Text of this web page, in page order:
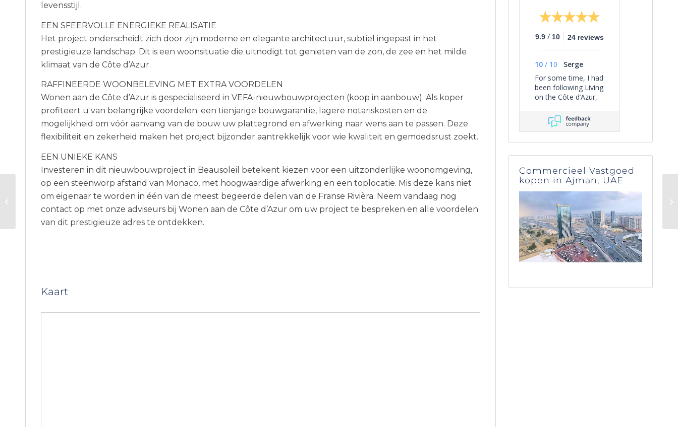
levensstijl.
EEN SFEERVOLLE ENERGIEKE REALISATIE
Het project onderscheidt zich door zijn moderne en elegante architectuur, subtiel ingepast in het
prestigieuze landschap. Dit is een woonsituatie die uitnodigt tot genieten van de zon, de zee en het milde
klimaat van de Côte d’Azur.
RAFFINEERDE WOONBELEVING MET EXTRA VOORDELEN
Wonen aan de Côte d’Azur is gespecialiseerd in VEFA-nieuwbouwprojecten (koop in aanbouw). Als koper
profiteert u van belangrijke voordelen: een tienjarige bouwgarantie, lagere notariskosten en de
mogelijkheid om vóór aanvang van de bouw uw plattegrond en afwerking naar wens aan te passen. Deze
flexibiliteit en zekerheid maken het project bijzonder aantrekkelijk voor wie kwaliteit en gemoedsrust zoekt.
EEN UNIEKE KANS
Investeren in dit nieuwbouwproject in Beausoleil betekent kiezen voor een uitzonderlijke woonomgeving,
op een steenworp afstand van Monaco, met hoogwaardige afwerking en een toplocatie. Mis deze kans niet
om eigenaar te worden in één van de meest begeerde delen van de Franse Rivièra. Neem vandaag nog
contact op met onze adviseurs bij Wonen aan de Côte d’Azur om uw project te bespreken en alle voordelen
van dit prestigieuze adres te ontdekken.
Kaart
9.9 / 10 24 reviews
10 / 10
Serge
For some time, I had
been following Living
on the Côte d’Azur,
personal interest—
because it gives a
clear overview of the
current selection of
villas in the South of
they send out nice
periodic emails with
interesting facts
about the region and
what there is to do.
A few months ago,
our family decided to
make a long-
cherished dream
come true: to
Alpes-Maritimes. Our
Commercieel Vastgoed
kopen in Ajman, UAE
Nieuwbouwproject
Beausoleil – CIP-1013